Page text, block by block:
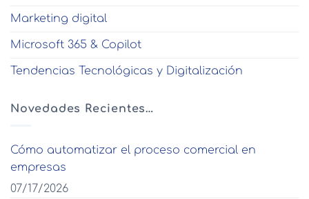
Marketing digital
Microsoft 365 & Copilot
Tendencias Tecnológicas y Digitalización
Novedades Recientes…
Cómo automatizar el proceso comercial en
empresas
07/17/2026